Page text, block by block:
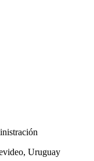
Uruguay